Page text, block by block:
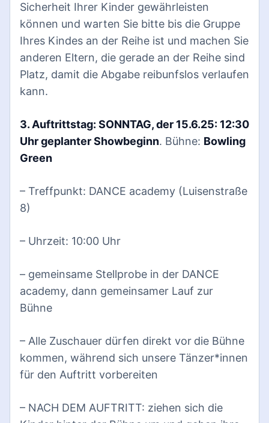
Sicherheit Ihrer Kinder gewährleisten
können und warten Sie bitte bis die Gruppe
Ihres Kindes an der Reihe ist und machen Sie
anderen Eltern, die gerade an der Reihe sind
Platz, damit die Abgabe reibunfslos verlaufen
kann.
3. Auftrittstag: SONNTAG, der 15.6.25: 12:30
Uhr geplanter Showbeginn. Bühne: Bowling
Green
– Treffpunkt: DANCE academy (Luisenstraße
8)
– Uhrzeit: 10:00 Uhr
– gemeinsame Stellprobe in der DANCE
academy, dann gemeinsamer Lauf zur
Bühne
– Alle Zuschauer dürfen direkt vor die Bühne
kommen, während sich unsere Tänzer*innen
für den Auftritt vorbereiten
– NACH DEM AUFTRITT: ziehen sich die